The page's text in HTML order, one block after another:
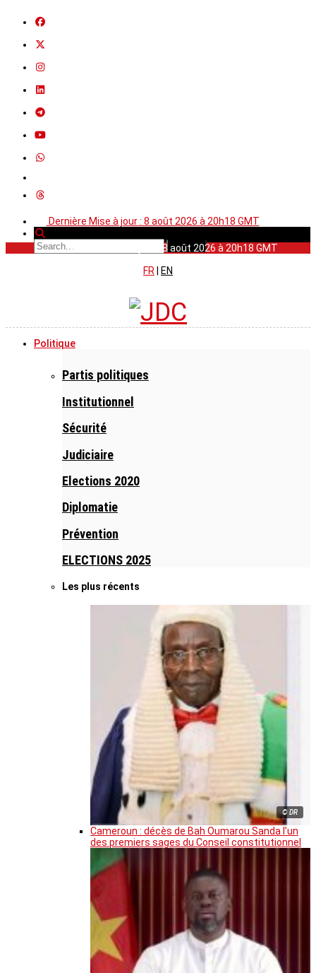
Dernière Mise à jour : 8 août 2026 à 20h18 GMT
Dernière Mise à jour : 8 août 2026 à 20h18 GMT
FR
EN
Politique
Partis politiques
Institutionnel
Sécurité
Judiciaire
Elections 2020
Diplomatie
Prévention
ELECTIONS 2025
Les plus récents
© DR
Cameroun : décès de Bah Oumarou Sanda l’un
des premiers sages du Conseil constitutionnel